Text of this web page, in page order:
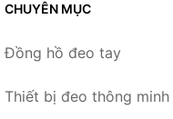
CHUYÊN MỤC
Đồng hồ đeo tay
Thiết bị đeo thông minh